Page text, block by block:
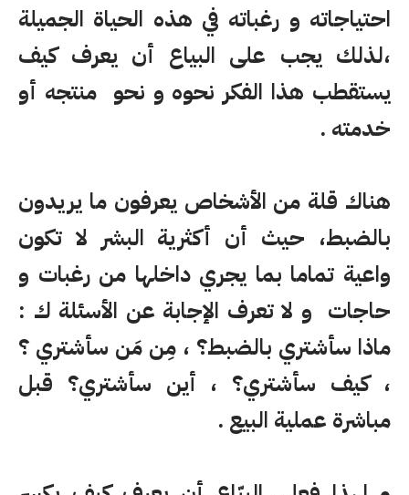
احتياجاته و رغباته في هذه الحياة الجميلة
،لذلك يجب على البياع أن يعرف كيف
يستقطب هذا الفكر نحوه و نحو منتجه أو
خدمته .
هناك قلة من الأشخاص يعرفون ما يريدون
بالضبط، حيث أن أكثرية البشر لا تكون
واعية تماما بما يجري داخلها من رغبات و
حاجات و لا تعرف الإجابة عن الأسئلة ك :
ماذا سأشتري بالضبط؟ ، مِن مَن سأشتري ؟
، كيف سأشتري؟ ، أين سأشتري؟ قبل
مباشرة عملية البيع .